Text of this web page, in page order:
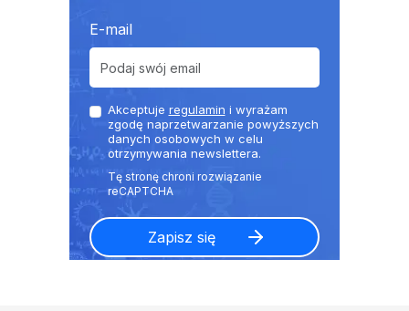
E-mail
Akceptuje regulamin i wyrażam
zgodę naprzetwarzanie powyższych
danych osobowych w celu
otrzymywania newslettera.